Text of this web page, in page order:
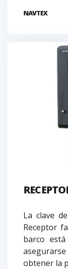
NAVTEX
La clave
Receptor
barco
obtener la